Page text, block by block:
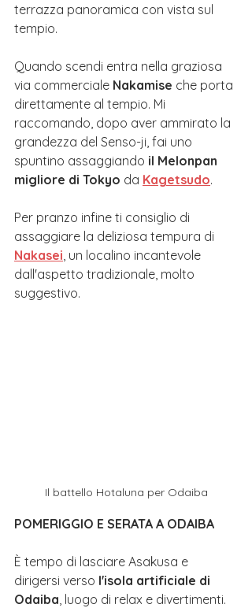
terrazza panoramica con vista sul
tempio.
Quando scendi entra nella graziosa
via commerciale Nakamise che porta
direttamente al tempio. Mi
raccomando, dopo aver ammirato la
grandezza del Senso-ji, fai uno
spuntino assaggiando il Melonpan
migliore di Tokyo da Kagetsudo.
Per pranzo infine ti consiglio di
assaggiare la deliziosa tempura di
Nakasei , un localino incantevole
dall'aspetto tradizionale, molto
suggestivo.
Il battello Hotaluna per Odaiba
POMERIGGIO E SERATA A ODAIBA
È tempo di lasciare Asakusa e
dirigersi verso l'isola artificiale di
Odaiba , luogo di relax e divertimenti.